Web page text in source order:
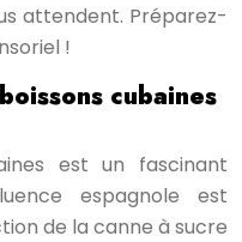
attendent. Préparez-
!
cubaines
est un fascinant
espagnole est
de la canne à sucre